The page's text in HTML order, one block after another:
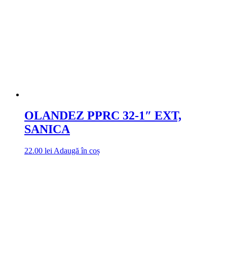
OLANDEZ PPRC 32-1″ EXT,
SANICA
22.00 lei Adaugă în coș